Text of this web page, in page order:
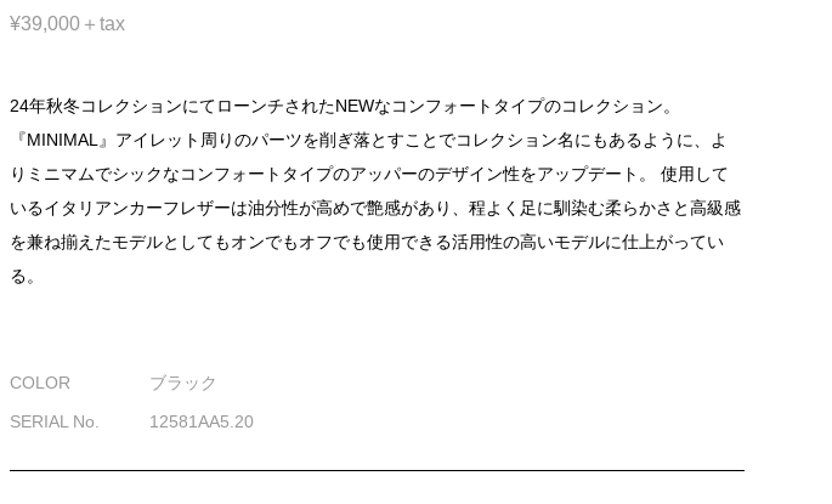
¥39,000＋tax
24年秋冬コレクションにてローンチされたNEWなコンフォートタイプのコレクション。
『MINIMAL』アイレット周りのパーツを削ぎ落とすことでコレクション名にもあるように、よ
りミニマムでシックなコンフォートタイプのアッパーのデザイン性をアップデート。 使用して
いるイタリアンカーフレザーは油分性が高めで艶感があり、程よく足に馴染む柔らかさと高級感
を兼ね揃えたモデルとしてもオンでもオフでも使用できる活用性の高いモデルに仕上がってい
る。
COLOR
ブラック
SERIAL No.
12581AA5.20